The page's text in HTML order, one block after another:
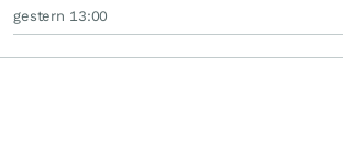
gestern 13:00